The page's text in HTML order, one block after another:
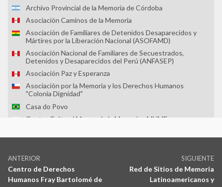
Archivo Provincial de la Memoria de Córdoba
Asociación Caminos de la Memoria
Asociación de Familiares de Detenidos Desaparecidos y
Mártires por la Liberación Nacional (ASOFAMD)
Asociación Nacional de Familiares de Secuestrados,
Detenidos y Desaparecidos del Perú (ANFASEP)
Asociación Paz y Esperanza
Asociación por la Memoria y los Derechos Humanos
"Colonia Dignidad"
Casa do Povo
Centro Cultural Museo de la Memoria - MUME
Centro de Derechos Humanos Fray Bartolomé de las Casas
Centro de Investigaciones Históricas de los Movimientos
Sociales
por
las
ANTERIOR
Entrada
anterior:
Centro de Derechos
Humanos Fray Bartolomé de
SIGUIENTE
Entrada
siguiente:
Red de Sitios de Memoria
Latinoamericanos y